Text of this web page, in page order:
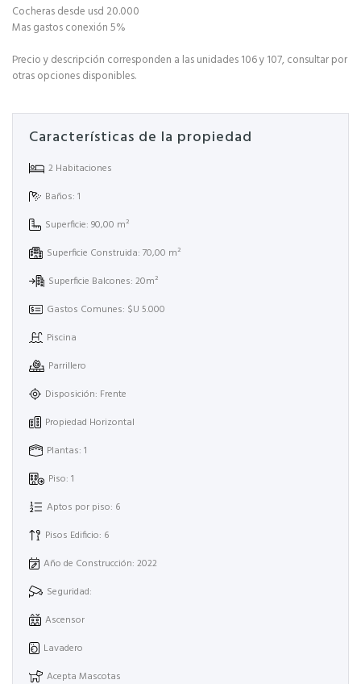
Cocheras desde usd 20.000
Mas gastos conexión 5%
Precio y descripción corresponden a las unidades 106 y 107, consultar por
otras opciones disponibles.
Características de la propiedad
2 Habitaciones
Baños: 1
Superficie: 90,00 m²
Superficie Construida: 70,00 m²
Superficie Balcones: 20m²
Gastos Comunes: $U 5.000
Piscina
Parrillero
Disposición: Frente
Propiedad Horizontal
Plantas: 1
Piso: 1
Aptos por piso: 6
Pisos Edificio: 6
Año de Construcción: 2022
Seguridad:
Ascensor
Lavadero
Acepta Mascotas